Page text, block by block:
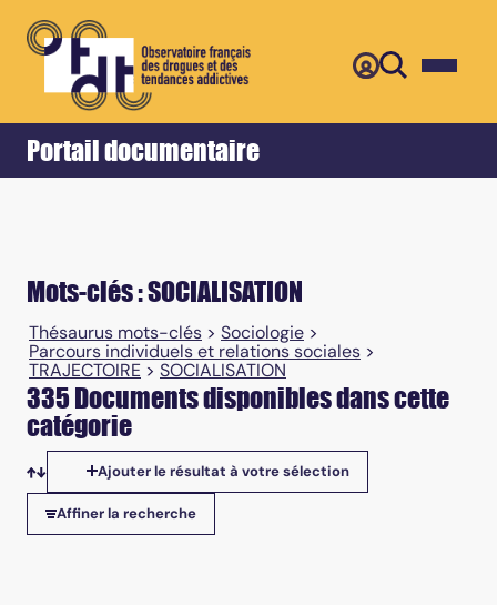
Portail documentaire
Accueil Retour
Mots-clés : SOCIALISATION
Thésaurus mots-clés > Sociologie >
Parcours individuels et relations sociales >
TRAJECTOIRE > SOCIALISATION
335 Documents disponibles dans cette
catégorie
Tris disponibles
Ajouter le résultat à votre sélection
Affiner la recherche